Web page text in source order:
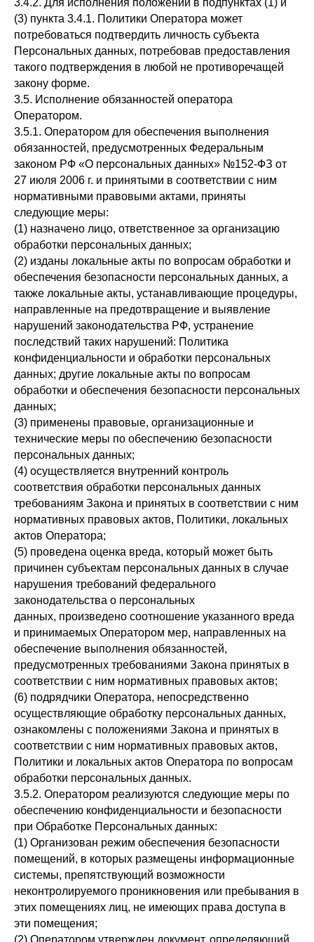
3.4.2. Для исполнения положений в подпунктах (1) и
(3) пункта 3.4.1. Политики Оператора может
потребоваться подтвердить личность субъекта
Персональных данных, потребовав предоставления
такого подтверждения в любой не противоречащей
закону форме.
3.5. Исполнение обязанностей оператора
Оператором.
3.5.1. Оператором для обеспечения выполнения
обязанностей, предусмотренных Федеральным
законом РФ «О персональных данных» №152-ФЗ от
27 июля 2006 г. и принятыми в соответствии с ним
нормативными правовыми актами, приняты
следующие меры:
(1) назначено лицо, ответственное за организацию
обработки персональных данных;
(2) изданы локальные акты по вопросам обработки и
обеспечения безопасности персональных данных, а
также локальные акты, устанавливающие процедуры,
направленные на предотвращение и выявление
нарушений законодательства РФ, устранение
последствий таких нарушений: Политика
конфиденциальности и обработки персональных
данных; другие локальные акты по вопросам
обработки и обеспечения безопасности персональных
данных;
(3) применены правовые, организационные и
технические меры по обеспечению безопасности
персональных данных;
(4) осуществляется внутренний контроль
соответствия обработки персональных данных
требованиям Закона и принятых в соответствии с ним
нормативных правовых актов, Политики, локальных
актов Оператора;
(5) проведена оценка вреда, который может быть
причинен субъектам персональных данных в случае
нарушения требований федерального
законодательства о персональных
данных, произведено соотношение указанного вреда
и принимаемых Оператором мер, направленных на
обеспечение выполнения обязанностей,
предусмотренных требованиями Закона принятых в
соответствии с ним нормативных правовых актов;
(6) подрядчики Оператора, непосредственно
осуществляющие обработку персональных данных,
ознакомлены с положениями Закона и принятых в
соответствии с ним нормативных правовых актов,
Политики и локальных актов Оператора по вопросам
обработки персональных данных.
3.5.2. Оператором реализуются следующие меры по
обеспечению конфиденциальности и безопасности
при Обработке Персональных данных:
(1) Организован режим обеспечения безопасности
помещений, в которых размещены информационные
системы, препятствующий возможности
неконтролируемого проникновения или пребывания в
этих помещениях лиц, не имеющих права доступа в
эти помещения;
(2) Оператором утвержден документ, определяющий